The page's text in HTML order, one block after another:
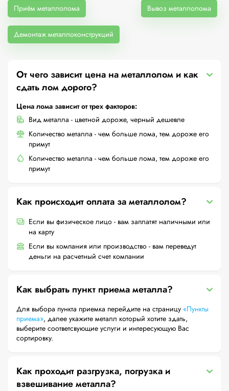
Приём металлолома Вывоз металлолома
Демонтаж металлоконструкций
От чего зависит цена на металлолом и как
сдать лом дорого?
Цена лома зависит от трех факторов:
Вид металла - цветной дороже, черный дешевле
Количество металла - чем больше лома, тем дороже его
примут
Количество металла - чем больше лома, тем дороже его
примут
Как происходит оплата за металлолом?
Если вы физическое лицо - вам заплатят наличными или
на карту
Если вы компания или производство - вам переведут
деньги на расчетный счет компании
Как выбрать пункт приема металла?
Для выбора пункта приемка перейдите на страницу «Пункты
приема», далее укажите металл который хотите здать,
выберите соответсвующие услуги и интересующую Вас
сортировку.
Как проходит разгрузка, погрузка и
взвешивание металла?